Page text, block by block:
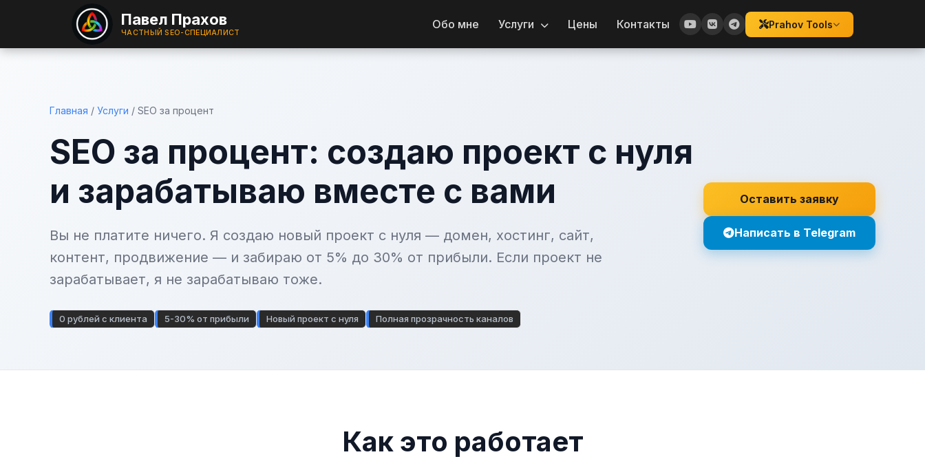
Павел Прахов
ЧАСТНЫЙ SEO-СПЕЦИАЛИСТ
Обо мне Услуги Цены Контакты Prahov Tools
Главная / Услуги / SEO за процент
SEO за процент: создаю проект с нуля
и зарабатываю вместе с вами
Вы не платите ничего. Я создаю новый проект с нуля — домен, хостинг, сайт,
контент, продвижение — и забираю от 5% до 30% от прибыли. Если проект не
зарабатывает, я не зарабатываю тоже.
0 рублей с клиента 5-30% от прибыли Новый проект с нуля Полная прозрачность каналов
Оставить заявку
Написать в Telegram
Как это работает